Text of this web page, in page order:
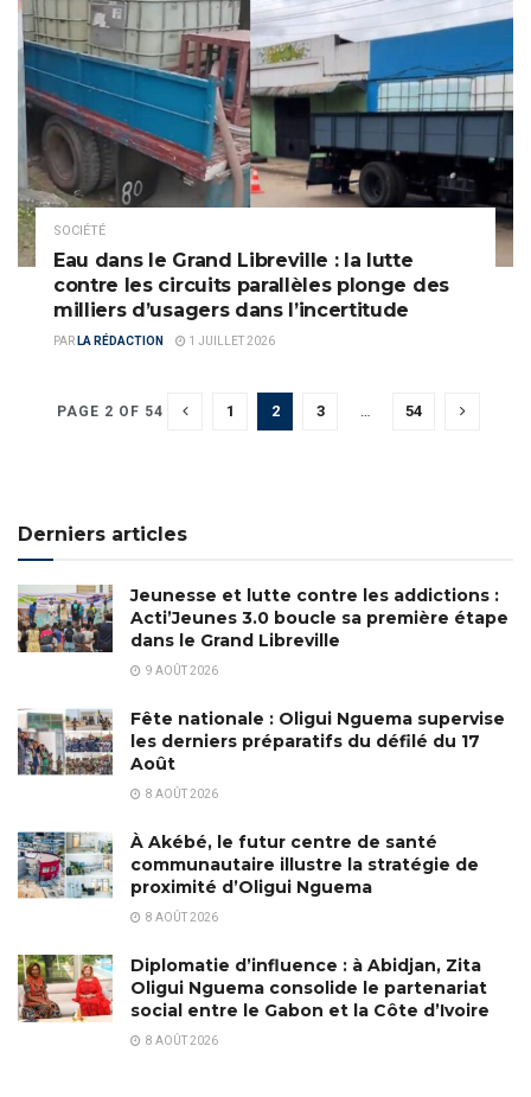
SOCIÉTÉ
Eau dans le Grand Libreville : la lutte
contre les circuits parallèles plonge des
milliers d’usagers dans l’incertitude
PAR LA RÉDACTION 1 JUILLET 2026
PAGE 2 OF 54 1 2 3 54
Derniers articles
Jeunesse et lutte contre les addictions :
Acti’Jeunes 3.0 boucle sa première étape
dans le Grand Libreville
9 AOÛT 2026
Fête nationale : Oligui Nguema supervise
les derniers préparatifs du défilé du 17
Août
8 AOÛT 2026
À Akébé, le futur centre de santé
communautaire illustre la stratégie de
proximité d’Oligui Nguema
8 AOÛT 2026
Diplomatie d’influence : à Abidjan, Zita
Oligui Nguema consolide le partenariat
social entre le Gabon et la Côte d’Ivoire
8 AOÛT 2026